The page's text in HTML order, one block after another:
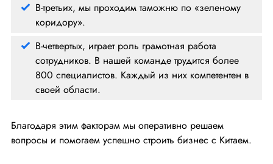
В-третьих, мы проходим таможню по «зеленому
коридору».
В-четвертых, играет роль грамотная работа
сотрудников. В нашей команде трудится более
800 специалистов. Каждый из них компетентен в
своей области.
Благодаря этим факторам мы оперативно решаем
вопросы и помогаем успешно строить бизнес с Китаем.